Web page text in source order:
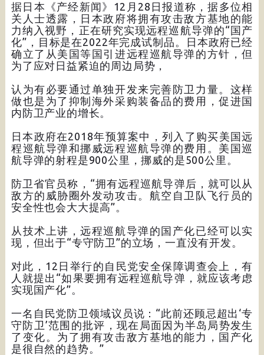
据日本《产经新闻》12月28日报道称，据多位相
关人士透露，日本政府将拥有攻击敌方基地的能
力纳入视野，正在研究实现远程巡航导弹的“国产
化”，目标是在2022年完成试制品。日本政府已经
确立了从美国等国引进远程巡航导弹的方针，但
为了应对日益紧迫的周边局势，
认为有必要通过单独开发来完善防卫力量。这样
做也是为了抑制海外采购装备品的费用，促进国
内防卫产业的增长。
日本政府在2018年预算案中，列入了购买美国远
程巡航导弹和挪威远程巡航导弹的费用。美国巡
航导弹的射程是900公里，挪威的是500公里。
防卫省官员称，“拥有远程巡航导弹后，就可以从
敌方的威胁圈外发动攻击。航空自卫队飞行员的
安全性也会大大提高”。
从技术上讲，远程巡航导弹的国产化已经可以实
现，但出于“专守防卫”的立场，一直没有开发。
对此，12日举行的自民党安全保障调查会上，有
人就提出“如果要拥有远程巡航导弹，就应该考虑
实现国产化”。
一名自民党防卫领域议员说：“此前还顾忌超出‘专
守防卫’范围的批评，现在局面因为半岛局势发生
了变化。为了拥有攻击敌方基地的能力，国产化
是很自然的趋势。”